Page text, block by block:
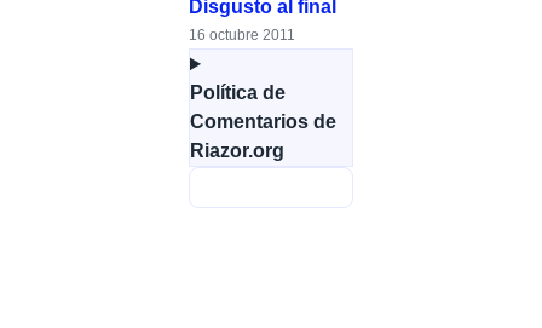
Disgusto al final
16 octubre 2011
Política de
Comentarios de
Riazor.org